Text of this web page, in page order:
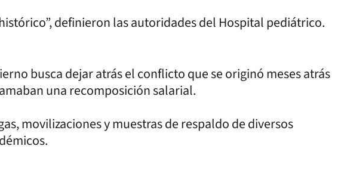
definieron las autoridades del Hospital pediátrico.
busca dejar atrás el conflicto que se originó meses atrás
una recomposición salarial.
movilizaciones y muestras de respaldo de diversos